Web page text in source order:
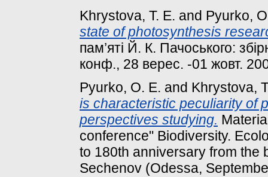
Khrystova, T. E. and Pyurko,
state of photosynthesis
пам’яті Й. К. Пачоського:
конф., 28 верес. -01 жовт.
Pyurko, O. E. and Khrystova,
is characteristic peculiarity of
perspectives studying.
conference" Biodiversity.
to 180th anniversary from the
Sechenov (Odessa,